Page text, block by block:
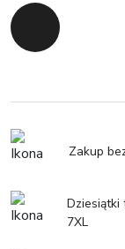
Powrót do
Zakup
Dziesiątki
7XL